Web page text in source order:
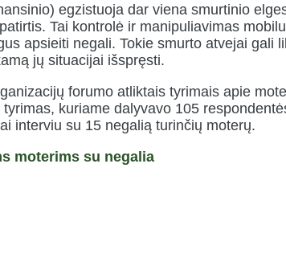
egzistuoja dar viena smurtinio
Tai kontrolė ir manipuliavimas
apsieiti negali. Tokie smurto atvejai gali
jų situacijai išspręsti.
forumo atliktais tyrimais apie
kuriame dalyvavo 105
interviu su 15 negalią turinčių moterų.
moterims su negalia